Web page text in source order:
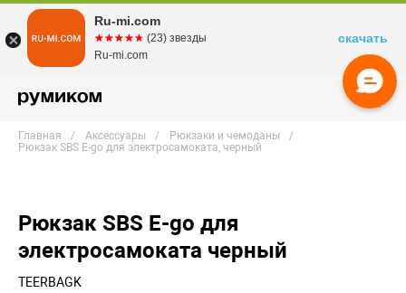
Главная Аксессуары
Рюкзаки и чемоданы
Рюкзак SBS E-go для электросамоката, черный
Рюкзак SBS E-go для
электросамоката черный
TEERBAGK
Ru-mi.com
☆☆☆☆☆
★★★★★ (23) звезды
Ru-mi.com
скачать